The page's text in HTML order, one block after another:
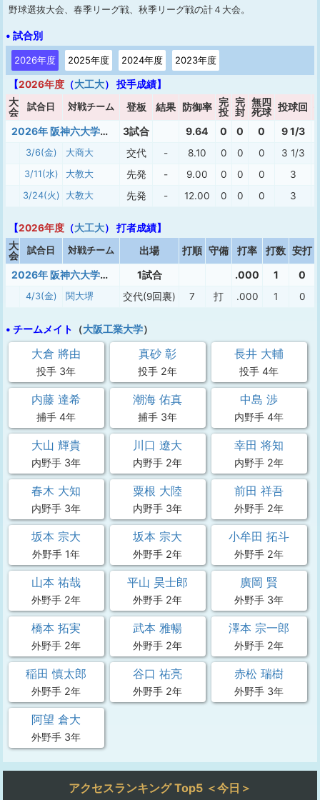
野球選抜大会、春季リーグ戦、秋季リーグ戦の計４大会。
• 試合別
2026年度 2025年度 2024年度 2023年度
【2026年度 （大工大） 投手成績】
大
会
試合日 対戦チーム 登板 結果 防御率
完
投
完
封
無四
死球 投球回
2026年 阪神六大学準硬式 春季 3試合 9.64 0 0 0 9 1/3
3/6(金) 大商大 交代 - 8.10 0 0 0 3 1/3
3/11(水) 大教大 先発 - 9.00 0 0 0 3
3/24(火) 大教大 先発 - 12.00 0 0 0 3
【2026年度 （大工大） 打者成績】
大
会
試合日 対戦チーム 出場 打順 守備 打率 打数 安打
2026年 阪神六大学準硬式 春季 1試合 .000 1 0
4/3(金) 関大堺 交代(9回裏) 7 打 .000 1 0
• チームメイト （大阪工業大学）
大倉 將由
投手 3年
真砂 彰
投手 2年
長井 大輔
投手 4年
内藤 達希
捕手 4年
潮海 佑真
捕手 3年
中島 渉
内野手 4年
大山 輝貴
内野手 3年
川口 遼大
内野手 2年
幸田 将知
内野手 2年
春木 大知
内野手 3年
粟根 大陸
内野手 3年
前田 祥吾
外野手 2年
坂本 宗大
外野手 1年
坂本 宗大
外野手 2年
小牟田 拓斗
外野手 2年
山本 祐哉
外野手 2年
平山 昊士郎
外野手 2年
廣岡 賢
外野手 3年
橋本 拓実
外野手 2年
武本 雅暢
外野手 2年
澤本 宗一郎
外野手 2年
稲田 慎太郎
外野手 2年
谷口 祐亮
外野手 2年
赤松 瑞樹
外野手 3年
阿望 倉大
外野手 3年
アクセスランキング Top5 ＜今日＞